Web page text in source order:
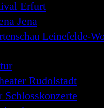
Erfurt
Jena
Leinefelde-
Rudolstadt
Schlosskonzerte